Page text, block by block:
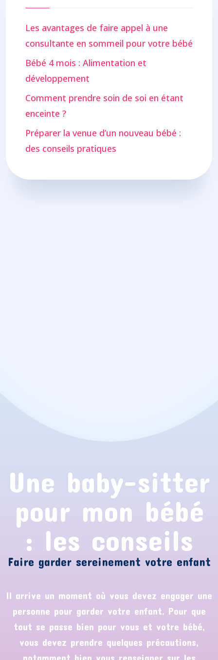
Les avantages de faire appel à une
consultante en sommeil pour votre bébé
Bébé 4 mois : Alimentation et
développement
Comment prendre soin de soi en étant
enceinte ?
Préparer la venue d’un nouveau bébé :
des conseils pratiques
Une baby-sitter
pour mon bébé
: les conseils
Faire garder sereinement votre enfant
Il arrive un moment où vous devez engager une
personne pour garder votre enfant. Pour que
tout se passe bien pour vous et votre bébé,
vous devez prendre quelques précautions,
notamment bien vous renseigner sur les